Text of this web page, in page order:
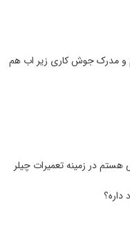
و مدرک جوش کاری زیر اب هم
در زمینه تعمیرات چیلر
داره؟